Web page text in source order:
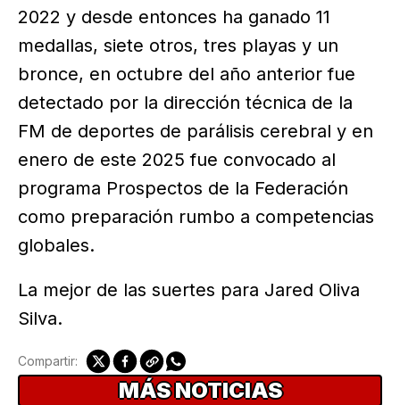
2022 y desde entonces ha ganado 11
medallas, siete otros, tres playas y un
bronce, en octubre del año anterior fue
detectado por la dirección técnica de la
FM de deportes de parálisis cerebral y en
enero de este 2025 fue convocado al
programa Prospectos de la Federación
como preparación rumbo a competencias
globales.
La mejor de las suertes para Jared Oliva
Silva.
Compartir:
MÁS NOTICIAS